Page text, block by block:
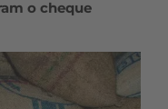
o cheque